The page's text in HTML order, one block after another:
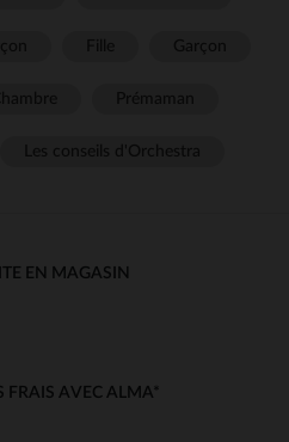
EN MAGASIN
FRAIS AVEC ALMA*